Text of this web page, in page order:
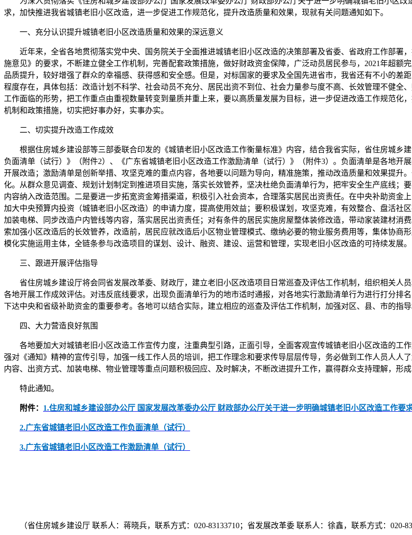
求，加快推进我省城镇老旧小区改造，进一步促进工作规范化，提升改造质量和效果，现就有关问题通知如下。
一、充分认识提升城镇老旧小区改造质量和效果的深远意义
近年来，全省各地贯彻落实党中央、国务院关于全面推进城镇老旧小区改造的决策部署及省委、省政府工作部署
施意见》的要求，不断建立健全工作机制，完善配套政策措施，做好财政资金保障，广泛动员居民参与，2021年超额
品质提升，较好增强了群众的幸福感、获得感和安全感。但是，对标国家的要求及全国先进省市，我省还有不小的差
程度存在，具体包括：改造计划不科学、社会动员不充分、居民出资不到位、社会力量参与度不高、长效管理不健全
工作面临的形势，把工作重点由重视数量转变到量质并重上来，要以高质量发展为目标，进一步促进改造工作规范化
机制和政策措施，切实把好事办好，实事办实。
二、切实提升改造工作成效
根据住房城乡建设部等三部委联合印发的《城镇老旧小区改造工作衡量标准》内容，结合我省实际，省住房城乡
负面清单（试行）》（附件2）、《广东省城镇老旧小区改造工作激励清单（试行）》（附件3）。负面清单是各地开
开展改造；激励清单是创新举措、攻坚克难的重点内容，各地要以问题为导向，精准施策，推动改造质量和效果提升
化。从群众意见调查、规划计划制定到推进项目实施，落实长效管养，坚决杜绝负面清单行为，把牢安全生产底线；
内容纳入改造范围。二是要进一步拓宽资金筹措渠道，积极引入社会资本，合理落实居民出资责任。在中央补助资金
加大中央预算内投资（城镇老旧小区改造）的申请力度，提高使用效益；要积极谋划，攻坚克难，有效整合、盘活社
加装电梯、同步改造户内管线等内容，落实居民出资责任；对有条件的居民实施房屋整体装修改造，带动家装建材消
索加强小区改造后的长效管养，改造前，居民应就改造后小区物业管理模式、缴纳必要的物业服务费用等，集体协商
模化实施运用主体，全链条参与改造项目的谋划、设计、融资、建设、运营和管理，实现老旧小区改造的可持续发展。
三、跟进开展评估指导
省住房城乡建设厅将会同省发展改革委、财政厅，建立老旧小区改造项目日常巡查及评估工作机制，组织相关人
各地开展工作成效评估。对违反底线要求，出现负面清单行为的地市适时通报，对各地实行激励清单行为进行打分排
下达中央和省级补助资金的重要参考。各地可以结合实际，建立相应的巡查及评估工作机制，加强对区、县、市的指导
四、大力营造良好氛围
各地要加大对城镇老旧小区改造工作宣传力度，注重典型引路，正面引导，全面客观宣传城镇老旧小区改造的工
强对《通知》精神的宣传引导，加强一线工作人员的培训，把工作理念和要求传导层层传导，务必做到工作人员人人
内容、出资方式、加装电梯、物业管理等重点问题积极回应、及时解决，不断改进提升工作，赢得群众支持理解，形成
特此通知。
附件： 1.住房和城乡建设部办公厅 国家发展改革委办公厅 财政部办公厅关于进一步明确城镇老旧小区改造工作要
2.广东省城镇老旧小区改造工作负面清单（试行）
3.广东省城镇老旧小区改造工作激励清单（试行）
（省住房城乡建设厅 联系人：蒋晓兵，联系方式：020-83133710；省发展改革委 联系人：徐鑫，联系方式：020-